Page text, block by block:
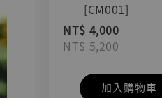
[CM001]
NT$ 4,000
NT$ 5,200
加入購物車